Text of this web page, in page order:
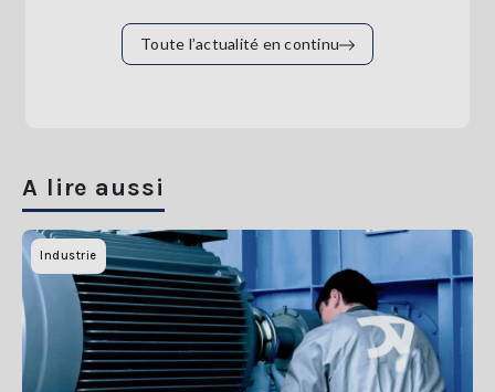
Toute l’actualité en continu
A lire aussi
Industrie